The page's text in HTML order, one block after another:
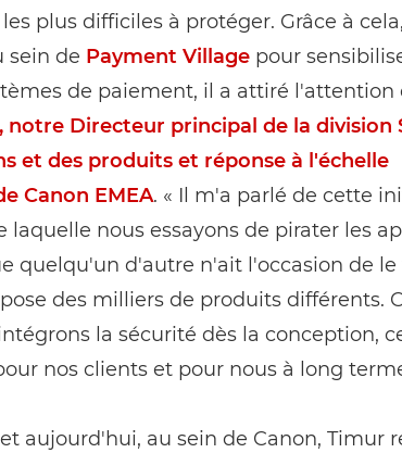
plus difficiles à protéger. Grâce à
sein de Payment Villagepour
de paiement, il a attiré l'attention
notre Directeur principal de la division
et des produits et réponse à l'échelle
Canon EMEA. « Il m'a parlé de cette
laquelle nous essayons de pirater les
quelqu'un d'autre n'ait l'occasion de le
des milliers de produits différents.
la sécurité dès la conception,
nos clients et pour nous à long
aujourd'hui, au sein de Canon, Timur